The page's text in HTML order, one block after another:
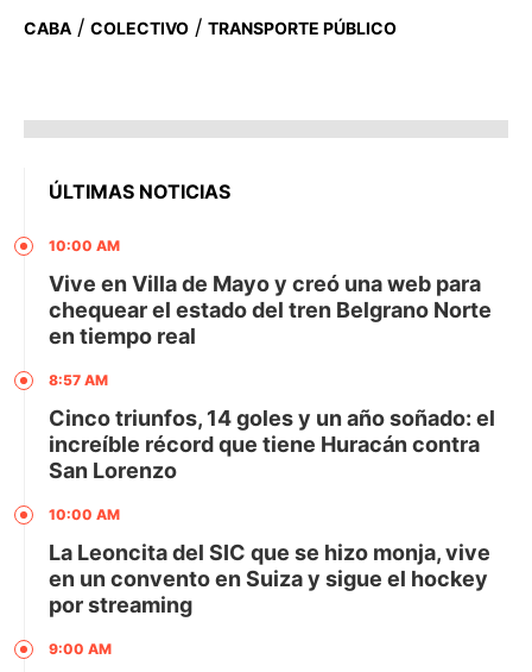
CABA / COLECTIVO / TRANSPORTE PÚBLICO
ÚLTIMAS NOTICIAS
10:00 AM
Vive en Villa de Mayo y creó una web para
chequear el estado del tren Belgrano Norte
en tiempo real
8:57 AM
Cinco triunfos, 14 goles y un año soñado: el
increíble récord que tiene Huracán contra
San Lorenzo
10:00 AM
La Leoncita del SIC que se hizo monja, vive
en un convento en Suiza y sigue el hockey
por streaming
9:00 AM